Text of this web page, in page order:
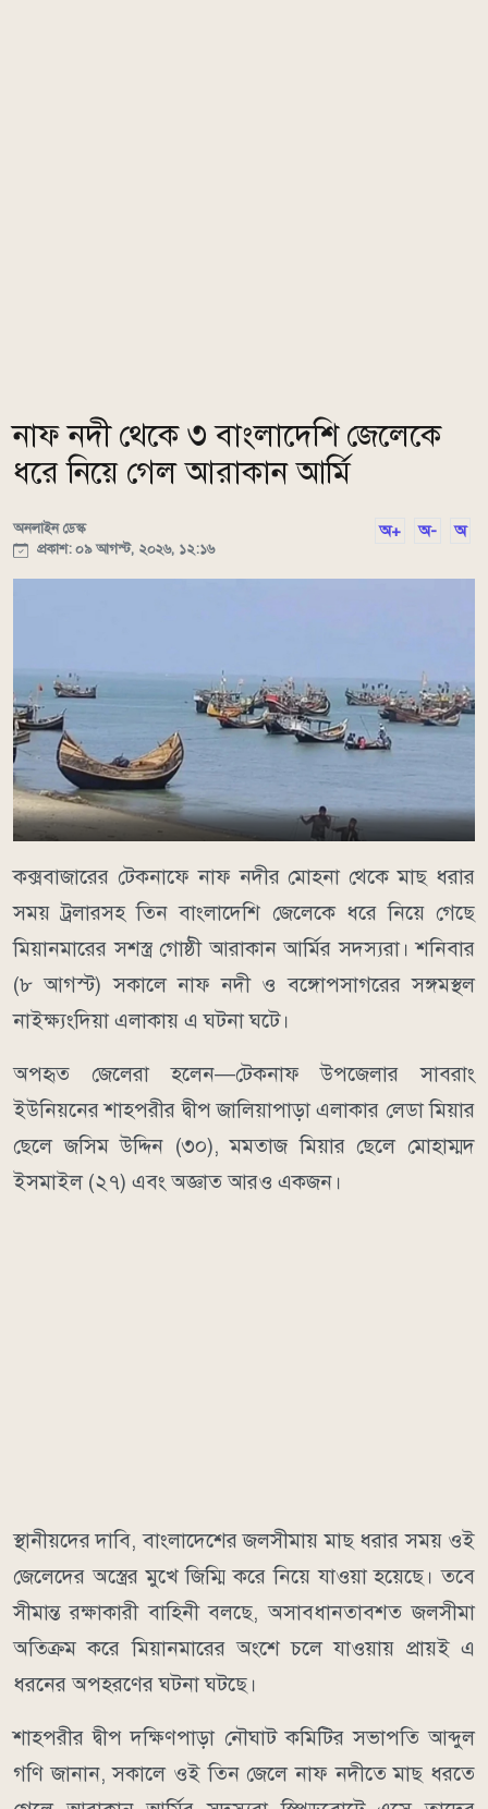
নাফ নদী থেকে ৩ বাংলাদেশি জেলেকে
ধরে নিয়ে গেল আরাকান আর্মি
অনলাইন ডেস্ক
প্রকাশ: ০৯ আগস্ট, ২০২৬, ১২:১৬
অ+ অ- অ
কক্সবাজারের টেকনাফে নাফ নদীর মোহনা থেকে মাছ ধরার
সময় ট্রলারসহ তিন বাংলাদেশি জেলেকে ধরে নিয়ে গেছে
মিয়ানমারের সশস্ত্র গোষ্ঠী আরাকান আর্মির সদস্যরা। শনিবার
(৮ আগস্ট) সকালে নাফ নদী ও বঙ্গোপসাগরের সঙ্গমস্থল
নাইক্ষ্যংদিয়া এলাকায় এ ঘটনা ঘটে।
অপহৃত জেলেরা হলেন—টেকনাফ উপজেলার সাবরাং
ইউনিয়নের শাহপরীর দ্বীপ জালিয়াপাড়া এলাকার লেডা মিয়ার
ছেলে জসিম উদ্দিন (৩০), মমতাজ মিয়ার ছেলে মোহাম্মদ
ইসমাইল (২৭) এবং অজ্ঞাত আরও একজন।
স্থানীয়দের দাবি, বাংলাদেশের জলসীমায় মাছ ধরার সময় ওই
জেলেদের অস্ত্রের মুখে জিম্মি করে নিয়ে যাওয়া হয়েছে। তবে
সীমান্ত রক্ষাকারী বাহিনী বলছে, অসাবধানতাবশত জলসীমা
অতিক্রম করে মিয়ানমারের অংশে চলে যাওয়ায় প্রায়ই এ
ধরনের অপহরণের ঘটনা ঘটছে।
শাহপরীর দ্বীপ দক্ষিণপাড়া নৌঘাট কমিটির সভাপতি আব্দুল
গণি জানান, সকালে ওই তিন জেলে নাফ নদীতে মাছ ধরতে